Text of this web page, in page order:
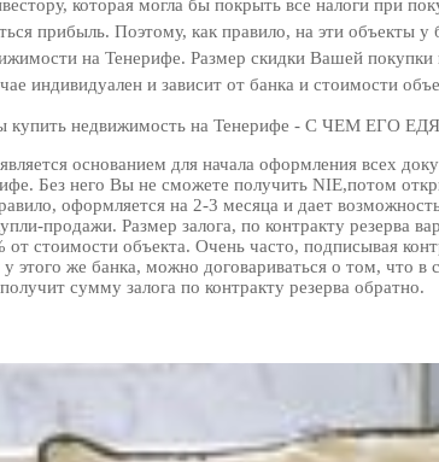
которая могла бы покрыть все налоги при
прибыль. Поэтому, как правило, на эти объекты
на Тенерифе. Размер скидки Вашей
индивидуален и зависит от банка и стоимости
купить недвижимость на Тенерифе - С ЧЕМ ЕГО
основанием для начала оформления всех
Без него Вы не сможете получить NIE,потом
оформляется на 2-3 месяца и дает
продажи. Размер залога, по контракту резерва
от стоимости объекта. Очень часто, подписывая
этого же банка, можно договариваться о том, что в
сумму залога по контракту резерва обратно.